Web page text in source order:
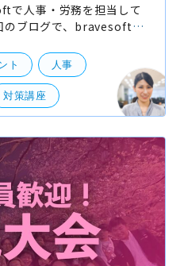
で人事・労務を担当して
のブログで、bravesoftの
せていただきましたが、
ト 人事
対策講座